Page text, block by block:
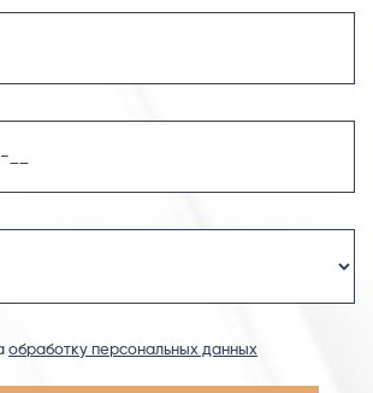
обработку персональных данных